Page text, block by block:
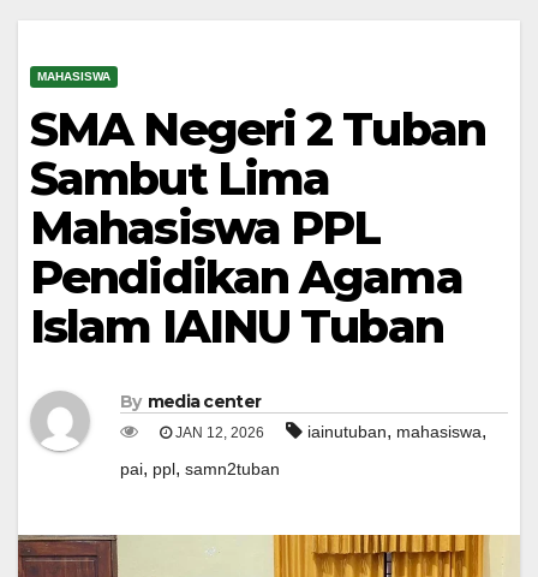
MAHASISWA
SMA Negeri 2 Tuban
Sambut Lima
Mahasiswa PPL
Pendidikan Agama
Islam IAINU Tuban
By media center
JAN 12, 2026 iainutuban, mahasiswa,
pai, ppl, samn2tuban